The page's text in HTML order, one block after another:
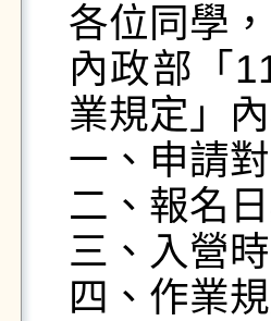
各位同學
內政部「
業規定」
一、申請
二、報名
三、入營
四、作業